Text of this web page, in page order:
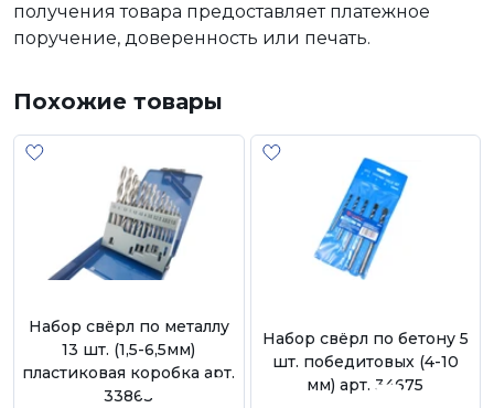
получения товара предоставляет платежное
поручение, доверенность или печать.
Похожие товары
Набор свёрл по металлу
13 шт. (1,5-6,5мм)
пластиковая коробка арт.
33863
Набор свёрл по бетону 5
шт. победитовых (4-10
мм) арт. 34675